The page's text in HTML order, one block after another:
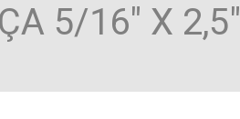
5/16" X 2,5"